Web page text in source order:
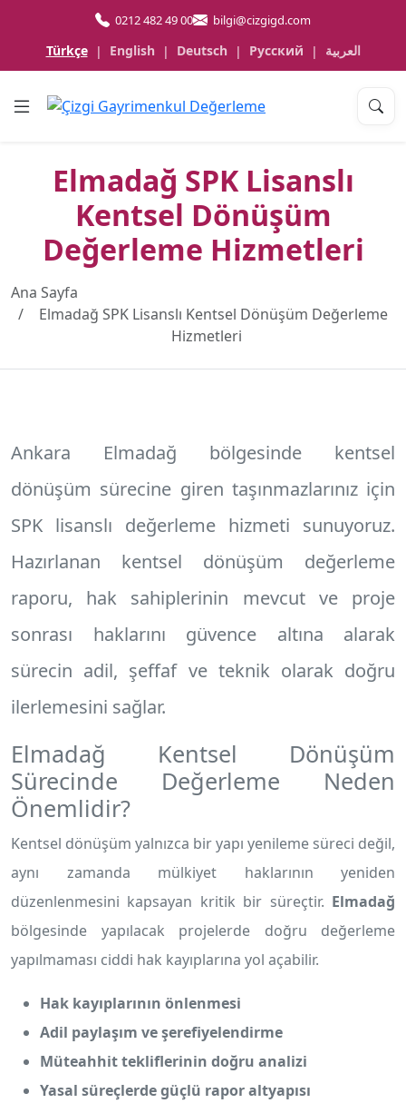
0212 482 49 00 bilgi@cizgigd.com
Türkçe | English | Deutsch | Русский | العربية
Elmadağ SPK Lisanslı
Kentsel Dönüşüm
Değerleme Hizmetleri
Ana Sayfa
Elmadağ SPK Lisanslı Kentsel Dönüşüm Değerleme
Hizmetleri
Ankara Elmadağ bölgesinde kentsel
dönüşüm sürecine giren taşınmazlarınız için
SPK lisanslı değerleme hizmeti sunuyoruz.
Hazırlanan kentsel dönüşüm değerleme
raporu, hak sahiplerinin mevcut ve proje
sonrası haklarını güvence altına alarak
sürecin adil, şeffaf ve teknik olarak doğru
ilerlemesini sağlar.
Elmadağ Kentsel Dönüşüm
Sürecinde Değerleme Neden
Önemlidir?
Kentsel dönüşüm yalnızca bir yapı yenileme süreci değil,
aynı zamanda mülkiyet haklarının yeniden
düzenlenmesini kapsayan kritik bir süreçtir. Elmadağ
bölgesinde yapılacak projelerde doğru değerleme
yapılmaması ciddi hak kayıplarına yol açabilir.
Hak kayıplarının önlenmesi
Adil paylaşım ve şerefiyelendirme
Müteahhit tekliflerinin doğru analizi
Yasal süreçlerde güçlü rapor altyapısı